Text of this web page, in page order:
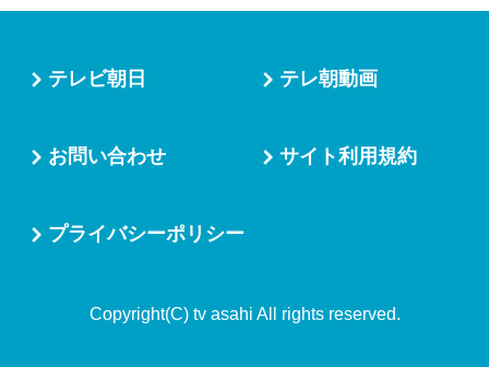
テレビ朝日 テレ朝動画
お問い合わせ サイト利用規約
プライバシーポリシー
Copyright(C) tv asahi All rights reserved.